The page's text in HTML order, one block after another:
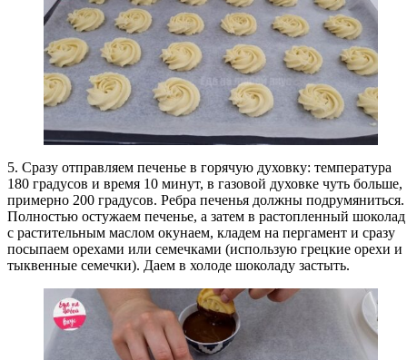
5. Сразу отправляем печенье в горячую духовку: температура
180 градусов и время 10 минут, в газовой духовке чуть больше,
примерно 200 градусов. Ребра печенья должны подрумяниться.
Полностью остужаем печенье, а затем в растопленный шоколад
с растительным маслом окунаем, кладем на пергамент и сразу
посыпаем орехами или семечками (использую грецкие орехи и
тыквенные семечки). Даем в холоде шоколаду застыть.